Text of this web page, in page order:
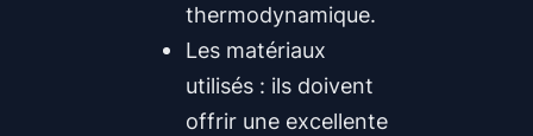
thermodynamique.
Les matériaux
utilisés : ils doivent
offrir une excellente